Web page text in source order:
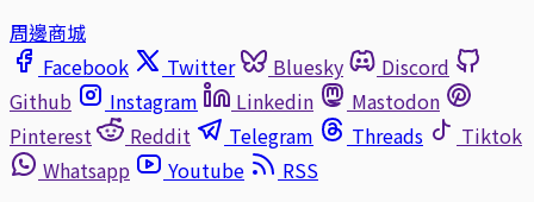
周邊商城
Facebook
Twitter Bluesky
Discord
Github
Instagram Linkedin
Mastodon
Pinterest
Reddit Telegram Threads
Tiktok
Whatsapp
Youtube
RSS